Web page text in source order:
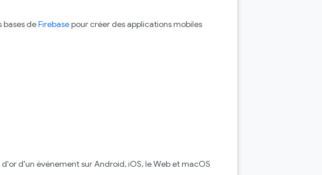
bases deFirebasepour créer des applications mobiles
d'un événement sur Android, iOS, le Web et macOS